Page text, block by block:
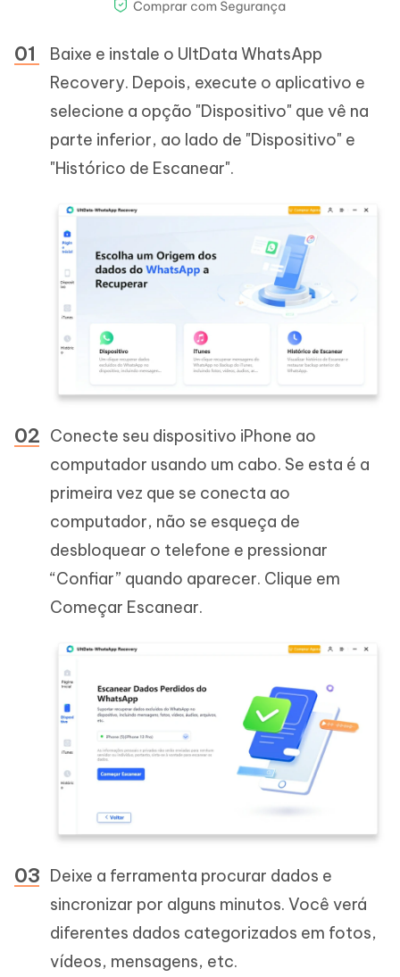
Baixe e instale o UltData WhatsApp
Recovery. Depois, execute o aplicativo e
selecione a opção "Dispositivo" que vê na
parte inferior, ao lado de "Dispositivo" e
"Histórico de Escanear".
Conecte seu dispositivo iPhone ao
computador usando um cabo. Se esta é a
primeira vez que se conecta ao
computador, não se esqueça de
desbloquear o telefone e pressionar
“Confiar” quando aparecer. Clique em
Começar Escanear.
Deixe a ferramenta procurar dados e
sincronizar por alguns minutos. Você verá
diferentes dados categorizados em fotos,
vídeos, mensagens, etc.